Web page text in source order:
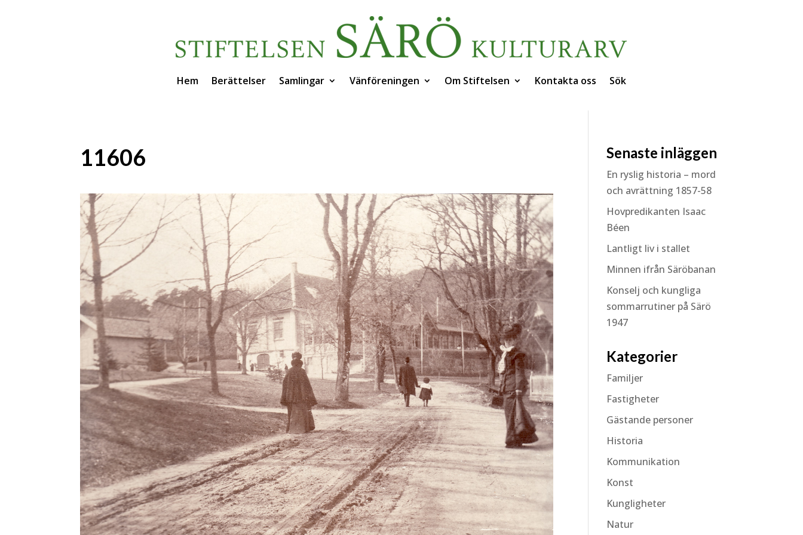
Hem Berättelser Samlingar Vänföreningen Om Stiftelsen Kontakta oss Sök
11606 Senaste inläggen
En ryslig historia – mord
och avrättning 1857-58
Hovpredikanten Isaac
Béen
Lantligt liv i stallet
Minnen ifrån Säröbanan
Konselj och kungliga
sommarrutiner på Särö
1947
Kategorier
Familjer
Fastigheter
Gästande personer
Historia
Kommunikation
Konst
Kungligheter
Natur